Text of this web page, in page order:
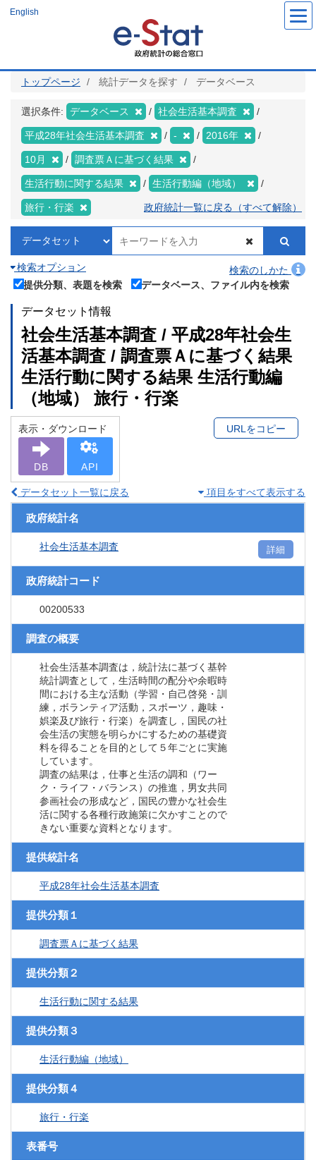
ツ
English
トップページ 統計データを探す データベース
選択条件: データベース 社会生活基本調査
平成28年社会生活基本調査 - 2016年
10月 調査票Ａに基づく結果
生活行動に関する結果 生活行動編（地域）
旅行・行楽 政府統計一覧に戻る（すべて解除）
検索オプション
検索のしかた
提供分類、表題を検索
データベース、ファイル内を検索
データセット情報
社会生活基本調査 / 平成28年社会生
活基本調査 / 調査票Ａに基づく結果
生活行動に関する結果 生活行動編
（地域） 旅行・行楽
表示・ダウンロード
DB API
URLをコピー
データセット一覧に戻る 項目をすべて表示する
政府統計名
社会生活基本調査 詳細
政府統計コード
00200533
調査の概要
社会生活基本調査は，統計法に基づく基幹
統計調査として，生活時間の配分や余暇時
間における主な活動（学習・自己啓発・訓
練，ボランティア活動，スポーツ，趣味・
娯楽及び旅行・行楽）を調査し，国民の社
会生活の実態を明らかにするための基礎資
料を得ることを目的として５年ごとに実施
しています。
調査の結果は，仕事と生活の調和（ワー
ク・ライフ・バランス）の推進，男女共同
参画社会の形成など，国民の豊かな社会生
活に関する各種行政施策に欠かすことので
きない重要な資料となります。
提供統計名
平成28年社会生活基本調査
提供分類１
調査票Ａに基づく結果
提供分類２
生活行動に関する結果
提供分類３
生活行動編（地域）
提供分類４
旅行・行楽
表番号